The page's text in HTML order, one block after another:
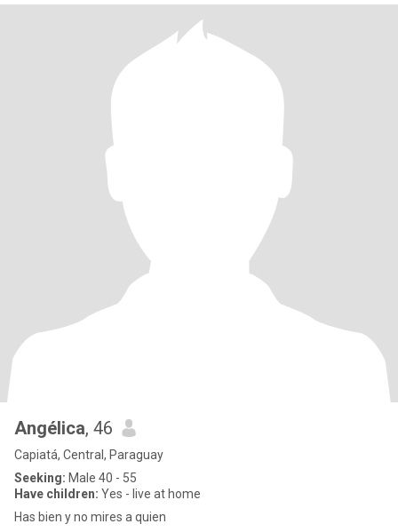
Angélica, 46
Capiatá, Central, Paraguay
Seeking: Male 40 - 55
Have children: Yes - live at home
Has bien y no mires a quien